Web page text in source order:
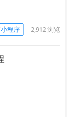
程序 2,912浏览